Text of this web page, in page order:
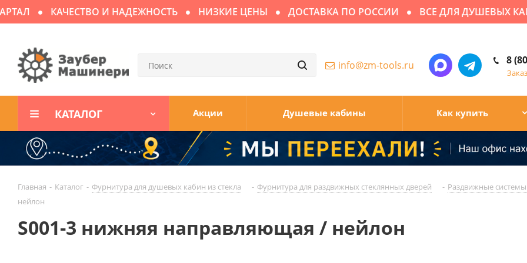
КАЧЕСТВО И НАДЕЖНОСТЬ НИЗКИЕ ЦЕНЫ ДОСТАВКА ПО РОССИИ ВСЕ ДЛЯ ДУШЕВЫХ
8
info@zm-tools.ru
КАТАЛОГ Акции Душевые кабины Как купить
Главная - Каталог - Фурнитура для душевых кабин из стекла - Фурнитура для раздвижных стеклянных дверей - Раздвижные
нейлон
S001-3 нижняя направляющая / нейлон